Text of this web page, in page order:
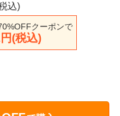
込)
クーポンで
(税込)